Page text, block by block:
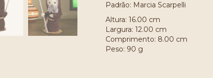
Padrão: Marcia Scarpelli
Altura: 16.00 cm
Largura: 12.00 cm
Comprimento: 8.00 cm
Peso: 90 g